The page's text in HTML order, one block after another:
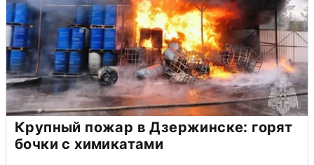
Крупный пожар в Дзержинске: горят
бочки с химикатами